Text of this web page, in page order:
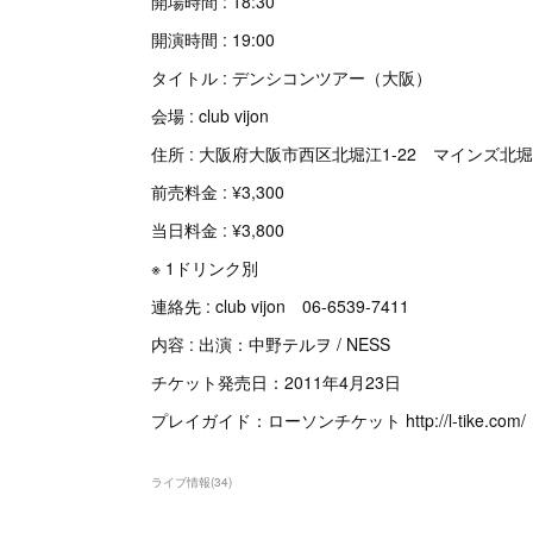
開演時間 : 19:00
タイトル : デンシコンツアー（大阪）
会場 : club vijon
住所 : 大阪府大阪市西区北堀江1-22 マインズ北
前売料金 : ¥3,300
当日料金 : ¥3,800
※ 1ドリンク別
連絡先 : club vijon 06-6539-7411
内容 : 出演：中野テルヲ / NESS
チケット発売日：2011年4月23日
プレイガイド：ローソンチケット http://l-tike.com/
ライブ情報(34)